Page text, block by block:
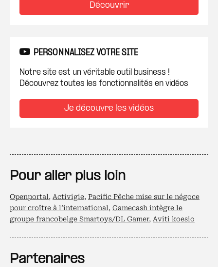
Découvrir
PERSONNALISEZ VOTRE SITE
Notre site est un véritable outil business !
Découvrez toutes les fonctionnalités en vidéos
Je découvre les vidéos
Pour aller plus loin
Openportal, Activigie, Pacific Pêche mise sur le négoce
pour croître à l’international, Gamecash intègre le
groupe francobelge Smartoys/DL Gamer, Aviti koesio
Partenaires